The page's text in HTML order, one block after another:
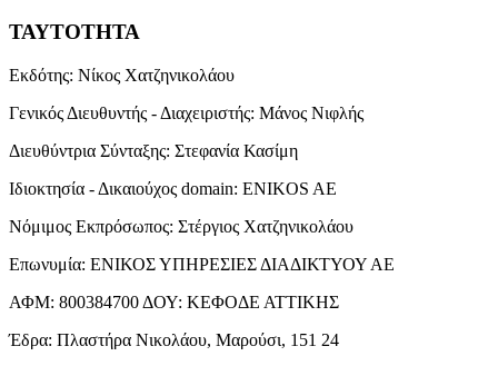
ΤΑΥΤΟΤΗΤΑ
Εκδότης: Νίκος Χατζηνικολάου
Γενικός Διευθυντής - Διαχειριστής: Μάνος Νιφλής
Διευθύντρια Σύνταξης: Στεφανία Κασίμη
Ιδιοκτησία - Δικαιούχος domain: ENIKOS AE
Νόμιμος Εκπρόσωπος: Στέργιος Χατζηνικολάου
Επωνυμία: ΕΝΙΚΟΣ ΥΠΗΡΕΣΙΕΣ ΔΙΑΔΙΚΤΥΟΥ ΑΕ
ΑΦΜ: 800384700 ΔΟΥ: ΚΕΦΟΔΕ ΑΤΤΙΚΗΣ
Έδρα: Πλαστήρα Νικολάου, Μαρούσι, 151 24